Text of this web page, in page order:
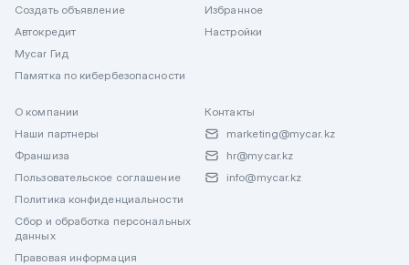
Создать объявление
Автокредит
Mycar Гид
Памятка по кибербезопасности
Избранное
Настройки
О компании
Наши партнеры
Франшиза
Пользовательское соглашение
Политика конфиденциальности
Сбор и обработка персональных
данных
Правовая информация
Контакты
marketing@mycar.kz
hr@mycar.kz
info@mycar.kz